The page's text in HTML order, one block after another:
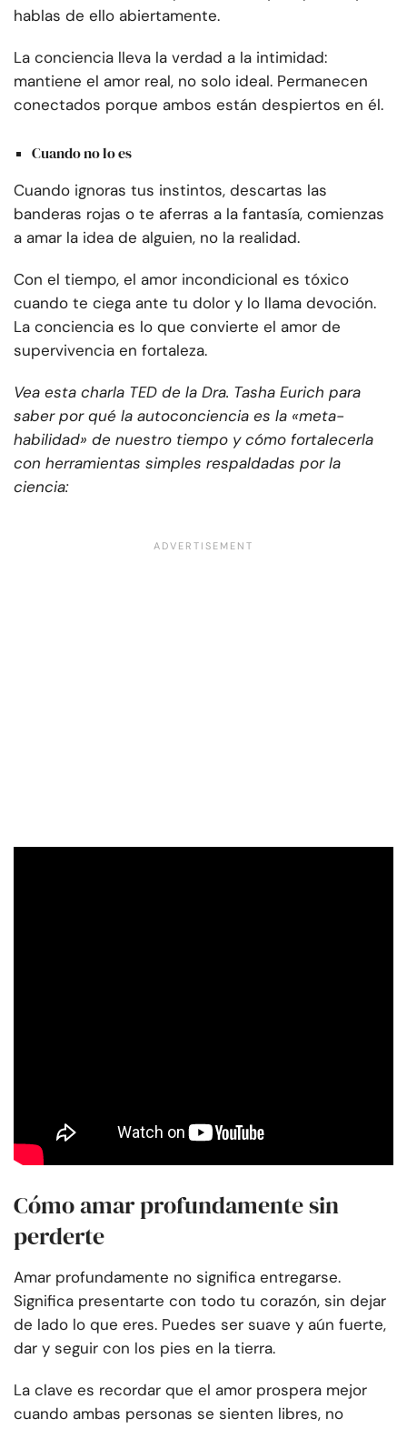
hablas de ello abiertamente.
La conciencia lleva la verdad a la intimidad:
mantiene el amor real, no solo ideal. Permanecen
conectados porque ambos están despiertos en él.
Cuando no lo es
Cuando ignoras tus instintos, descartas las
banderas rojas o te aferras a la fantasía, comienzas
a amar la idea de alguien, no la realidad.
Con el tiempo, el amor incondicional es tóxico
cuando te ciega ante tu dolor y lo llama devoción.
La conciencia es lo que convierte el amor de
supervivencia en fortaleza.
Vea esta charla TED de la Dra. Tasha Eurich para
saber por qué la autoconciencia es la «meta-
habilidad» de nuestro tiempo y cómo fortalecerla
con herramientas simples respaldadas por la
ciencia:
Cómo amar profundamente sin
perderte
Amar profundamente no significa entregarse.
Significa presentarte con todo tu corazón, sin dejar
de lado lo que eres. Puedes ser suave y aún fuerte,
dar y seguir con los pies en la tierra.
La clave es recordar que el amor prospera mejor
cuando ambas personas se sienten libres, no